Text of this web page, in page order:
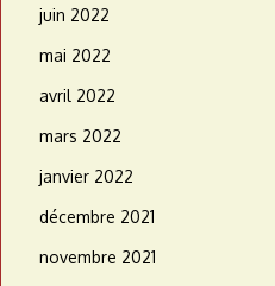
juin 2022
mai 2022
avril 2022
mars 2022
janvier 2022
décembre 2021
novembre 2021